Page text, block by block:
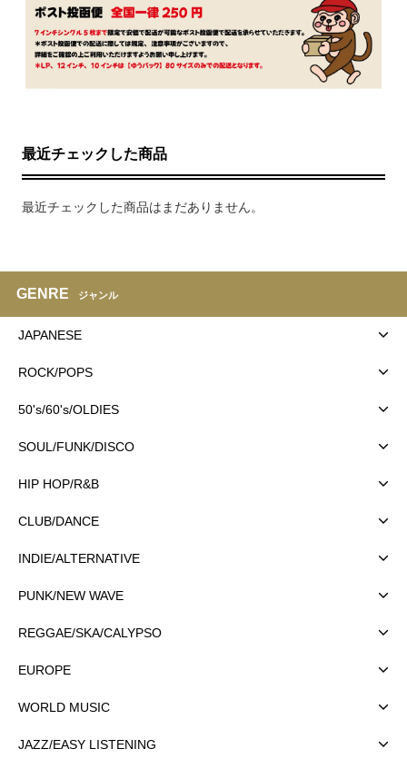
最近チェックした商品
最近チェックした商品はまだありません。
GENRE ジャンル
JAPANESE
ROCK/POPS
50's/60's/OLDIES
SOUL/FUNK/DISCO
HIP HOP/R&B
CLUB/DANCE
INDIE/ALTERNATIVE
PUNK/NEW WAVE
REGGAE/SKA/CALYPSO
EUROPE
WORLD MUSIC
JAZZ/EASY LISTENING